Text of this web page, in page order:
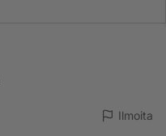
Ilmoita